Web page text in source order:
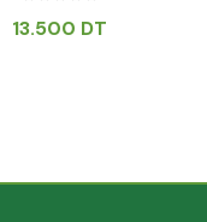
13.500 DT